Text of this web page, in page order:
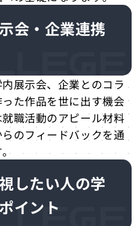
会・企業連携
展示会、企業とのコラ
た作品を世に出す機会
職活動のアピール材料
のフィードバックを通
したい人の学
イント